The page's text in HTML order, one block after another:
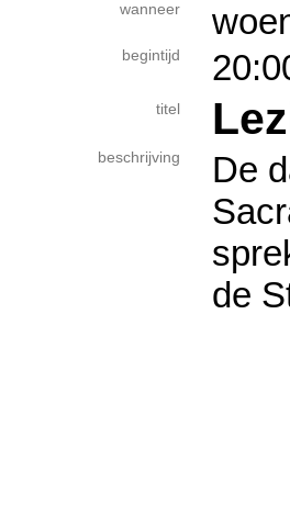
wanneer
begintijd
titel
beschrijving
De
de